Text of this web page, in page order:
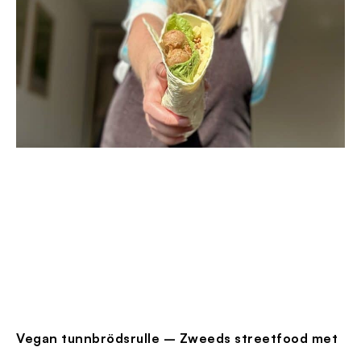
Vegan tunnbrödsrulle – Zweeds streetfood met